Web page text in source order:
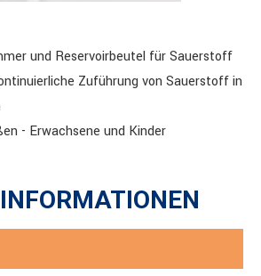
und Reservoirbeutel für Sauerstoff
Zuführung von Sauerstoff in
- Erwachsene und Kinder